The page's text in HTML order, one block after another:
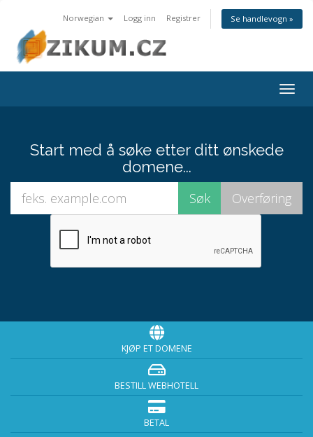
Norwegian Logg inn Registrer Se handlevogn »
Start med å søke etter ditt ønskede
domene...
KJØP ET DOMENE
BESTILL WEBHOTELL
BETAL